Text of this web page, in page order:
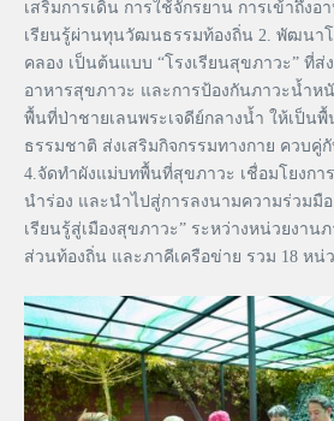
เสริมการเดิน การใช้จักรยาน การเข้าถึง
เรียนรู้ผ่านทุนวัฒนธรรมท้องถิ่น 2. พัฒนาโ
คลอง เป็นต้นแบบ “โรงเรียนสุขภาวะ” ที่ส่
อาหารสุขภาวะ และการป้องกันภาวะน้ำห
พื้นที่ป่าชายเลนพระเจดีย์กลางน้ำ ให้เป็น
ธรรมชาติ ส่งเสริมกิจกรรมทางกาย ควบคู่
4.จัดทำผังแม่บทพื้นที่สุขภาวะ เชื่อมโยงกา
นำร่อง และนำไปสู่การลงนามความร่วมมือ
เรียนรู้สู่เมืองสุขภาวะ” ระหว่างหน่วยงาน
ส่วนท้องถิ่น และภาคีเครือข่าย รวม 18 หน่